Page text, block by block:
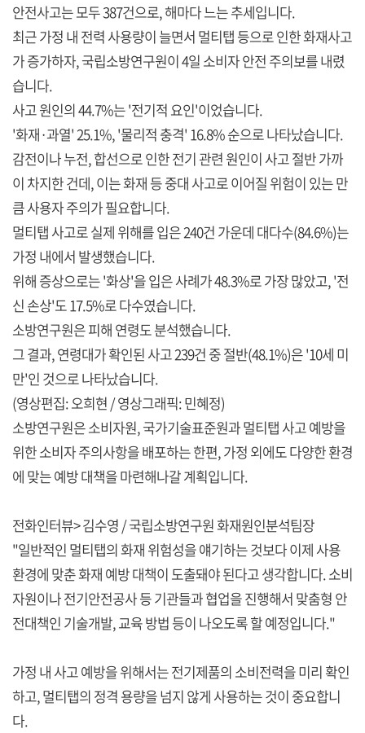
안전사고는 모두 387건으로, 해마다 느는 추세입니다.
최근 가정 내 전력 사용량이 늘면서 멀티탭 등으로 인한 화재사고
가 증가하자, 국립소방연구원이 4일 소비자 안전 주의보를 내렸
습니다.
사고 원인의 44.7%는 '전기적 요인'이었습니다.
'화재·과열' 25.1%, '물리적 충격' 16.8% 순으로 나타났습니다.
감전이나 누전, 합선으로 인한 전기 관련 원인이 사고 절반 가까
이 차지한 건데, 이는 화재 등 중대 사고로 이어질 위험이 있는 만
큼 사용자 주의가 필요합니다.
멀티탭 사고로 실제 위해를 입은 240건 가운데 대다수(84.6%)는
가정 내에서 발생했습니다.
위해 증상으로는 '화상'을 입은 사례가 48.3%로 가장 많았고, '전
신 손상'도 17.5%로 다수였습니다.
소방연구원은 피해 연령도 분석했습니다.
그 결과, 연령대가 확인된 사고 239건 중 절반(48.1%)은 '10세 미
만'인 것으로 나타났습니다.
(영상편집: 오희현 / 영상그래픽: 민혜정)
소방연구원은 소비자원, 국가기술표준원과 멀티탭 사고 예방을
위한 소비자 주의사항을 배포하는 한편, 가정 외에도 다양한 환경
에 맞는 예방 대책을 마련해나갈 계획입니다.
전화인터뷰> 김수영 / 국립소방연구원 화재원인분석팀장
"일반적인 멀티탭의 화재 위험성을 얘기하는 것보다 이제 사용
환경에 맞춘 화재 예방 대책이 도출돼야 된다고 생각합니다. 소비
자원이나 전기안전공사 등 기관들과 협업을 진행해서 맞춤형 안
전대책인 기술개발, 교육 방법 등이 나오도록 할 예정입니다."
가정 내 사고 예방을 위해서는 전기제품의 소비전력을 미리 확인
하고, 멀티탭의 정격 용량을 넘지 않게 사용하는 것이 중요합니
다.